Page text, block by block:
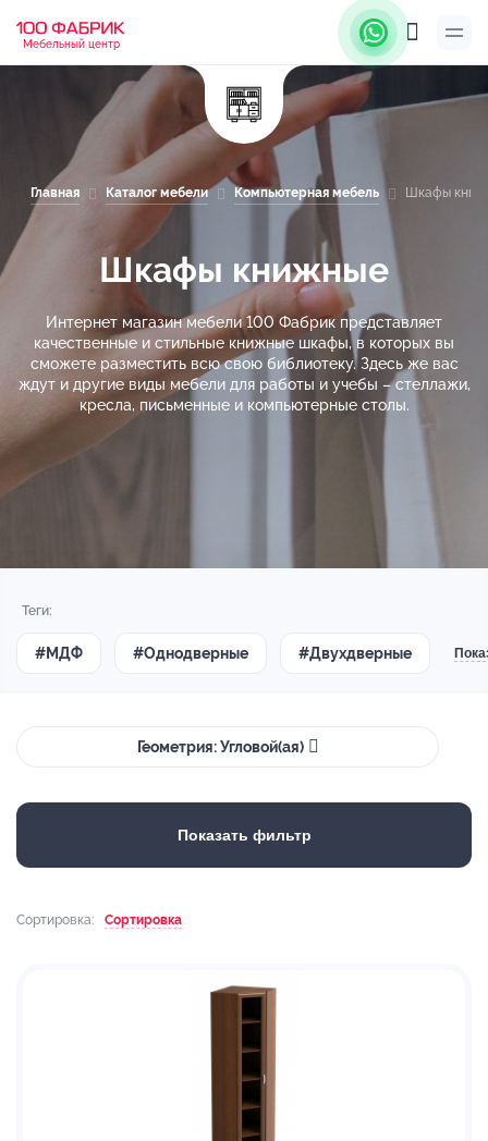
Мебельный центр
Главная Каталог мебели Компьютерная мебель Шкафы
Шкафы книжные
Интернет магазин мебели 100 Фабрик представляет
качественные и стильные книжные шкафы, в которых вы
сможете разместить всю свою библиотеку. Здесь же вас
ждут и другие виды мебели для работы и учебы – стеллажи,
кресла, письменные и компьютерные столы.
Теги:
#МДФ #Однодверные #Двухдверные
Геометрия: Угловой(ая)
Показать фильтр
Сортировка: Сортировка